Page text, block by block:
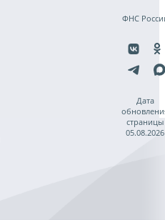
ФНС
Дата
страницы
05.08.2026